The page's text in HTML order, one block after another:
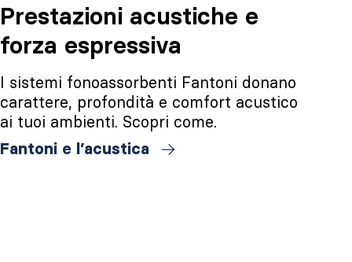
Prestazioni acustiche e
forza espressiva
I sistemi fonoassorbenti Fantoni donano
carattere, profondità e comfort acustico
ai tuoi ambienti. Scopri come.
Fantoni e l’acustica